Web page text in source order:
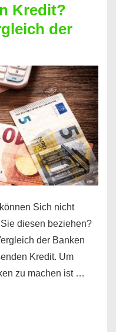
Kredit?
der
Sich nicht
diesen beziehen?
der Banken
Kredit. Um
zu machen ist …